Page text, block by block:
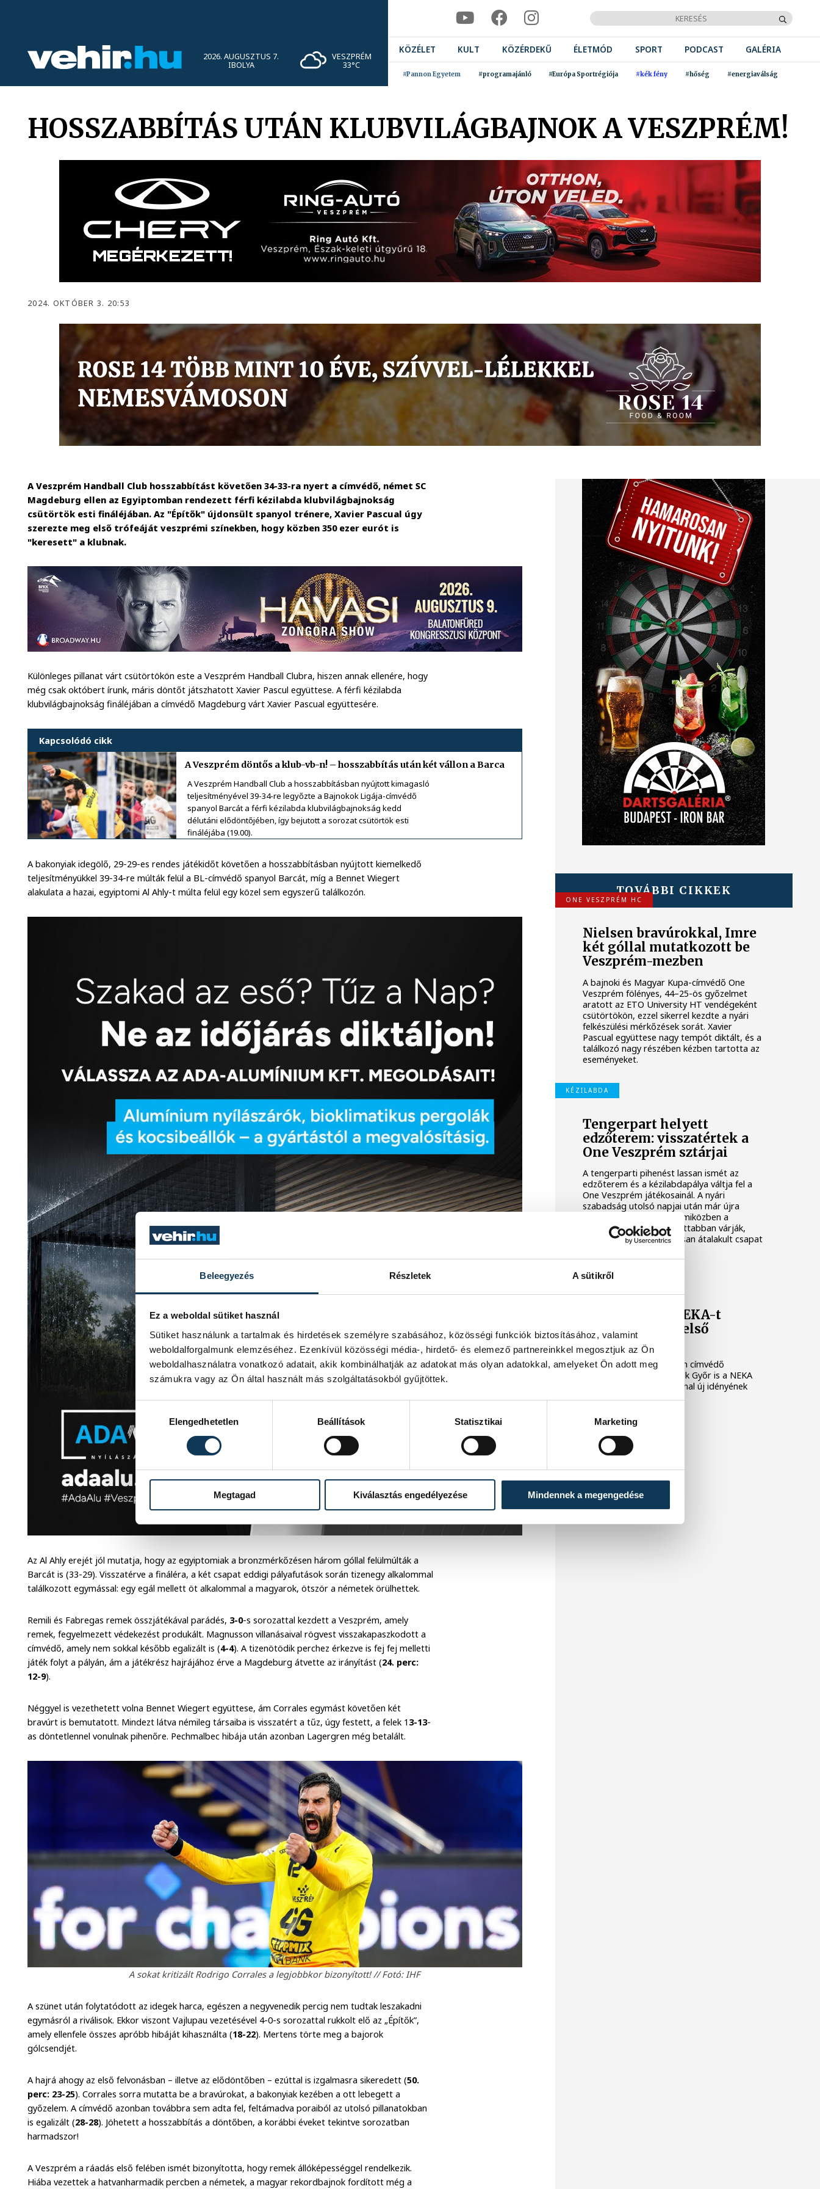
Beleegyezés Részletek A sütikről
Ez a weboldal sütiket használ
Sütiket használunk a tartalmak és hirdetések személyre szabásához, közösségi funkciók biztosításához, valamint
weboldalforgalmunk elemzéséhez. Ezenkívül közösségi média-, hirdető- és elemező partnereinkkel megosztjuk az Ön
weboldalhasználatra vonatkozó adatait, akik kombinálhatják az adatokat más olyan adatokkal, amelyeket Ön adott meg
számukra vagy az Ön által használt más szolgáltatásokból gyűjtöttek.
Elengedhetetlen
Beállítások Statisztikai Marketing
Megtagad Kiválasztás engedélyezése Mindennek a megengedése
2026. AUGUSZTUS 7.
IBOLYA
VESZPRÉM
33°C
KÖZÉLET KULT KÖZÉRDEKŰ ÉLETMÓD SPORT PODCAST GALÉRIA
#Pannon Egyetem #programajánló #Európa Sportrégiója #kék fény #hőség #energiaválság
HOSSZABBÍTÁS UTÁN KLUBVILÁGBAJNOK A VESZPRÉM!
2024. OKTÓBER 3. 20:53
A Veszprém Handball Club hosszabbítást követően 34-33-ra nyert a címvédő, német SC
Magdeburg ellen az Egyiptomban rendezett férfi kézilabda klubvilágbajnokság
csütörtök esti fináléjában. Az "Építők" újdonsült spanyol trénere, Xavier Pascual úgy
szerezte meg első trófeáját veszprémi színekben, hogy közben 350 ezer eurót is
"keresett" a klubnak.
Különleges pillanat várt csütörtökön este a Veszprém Handball Clubra, hiszen annak ellenére, hogy
még csak októbert írunk, máris döntőt játszhatott Xavier Pascul együttese. A férfi kézilabda
klubvilágbajnokság fináléjában a címvédő Magdeburg várt Xavier Pascual együttesére.
Kapcsolódó cikk
A Veszprém döntős a klub-vb-n! – hosszabbítás után két vállon a Barca
A Veszprém Handball Club a hosszabbításban nyújtott kimagasló
teljesítményével 39-34-re legyőzte a Bajnokok Ligája-címvédő
spanyol Barcát a férfi kézilabda klubvilágbajnokság kedd
délutáni elődöntőjében, így bejutott a sorozat csütörtök esti
fináléjába (19.00).
A bakonyiak idegölő, 29-29-es rendes játékidőt követően a hosszabbításban nyújtott kiemelkedő
teljesítményükkel 39-34-re múlták felül a BL-címvédő spanyol Barcát, míg a Bennet Wiegert
alakulata a hazai, egyiptomi Al Ahly-t múlta felül egy közel sem egyszerű találkozón.
Az Al Ahly erejét jól mutatja, hogy az egyiptomiak a bronzmérkőzésen három góllal felülmúlták a
Barcát is (33-29). Visszatérve a fináléra, a két csapat eddigi pályafutások során tizenegy alkalommal
találkozott egymással: egy egál mellett öt alkalommal a magyarok, ötször a németek örülhettek.
Remili és Fabregas remek összjátékával parádés, 3-0-s sorozattal kezdett a Veszprém, amely
remek, fegyelmezett védekezést produkált. Magnusson villanásaival rögvest visszakapaszkodott a
címvédő, amely nem sokkal később egalizált is (4-4). A tizenötödik perchez érkezve is fej fej melletti
játék folyt a pályán, ám a játékrész hajrájához érve a Magdeburg átvette az irányítást (24. perc:
12-9).
Néggyel is vezethetett volna Bennet Wiegert együttese, ám Corrales egymást követően két
bravúrt is bemutatott. Mindezt látva némileg társaiba is visszatért a tűz, úgy festett, a felek 1 3-13-
as döntetlennel vonulnak pihenőre. Pechmalbec hibája után azonban Lagergren még betalált.
A sokat kritizált Rodrigo Corrales a legjobbkor bizonyított! // Fotó: IHF
A szünet után folytatódott az idegek harca, egészen a negyvenedik percig nem tudtak leszakadni
egymásról a riválisok. Ekkor viszont Vajlupau vezetésével 4-0-s sorozattal rukkolt elő az „Építők”,
amely ellenfele összes apróbb hibáját kihasználta (18-22). Mertens törte meg a bajorok
gólcsendjét.
A hajrá ahogy az első felvonásban – illetve az elődöntőben – ezúttal is izgalmasra sikeredett (50.
perc: 23-25). Corrales sorra mutatta be a bravúrokat, a bakonyiak kezében a ott lebegett a
győzelem. A címvédő azonban továbbra sem adta fel, feltámadva poraiból az utolsó pillanatokban
is egalizált (28-28). Jöhetett a hosszabbítás a döntőben, a korábbi éveket tekintve sorozatban
harmadszor!
A Veszprém a ráadás első felében ismét bizonyította, hogy remek állóképességgel rendelkezik.
Hiába vezettek a hatvanharmadik percben a németek, a magyar rekordbajnok fordított még a
TOVÁBBI CIKKEK
ONE VESZPRÉM HC
Nielsen bravúrokkal, Imre
két góllal mutatkozott be
Veszprém-mezben
A bajnoki és Magyar Kupa-címvédő One
Veszprém fölényes, 44–25-ös győzelmet
aratott az ETO University HT vendégeként
csütörtökön, ezzel sikerrel kezdte a nyári
felkészülési mérkőzések sorát. Xavier
Pascual együttese nagy tempót diktált, és a
találkozó nagy részében kézben tartotta az
eseményeket.
KÉZILABDA
Tengerpart helyett
edzőterem: visszatértek a
One Veszprém sztárjai
A tengerparti pihenést lassan ismét az
edzőterem és a kézilabdapálya váltja fel a
One Veszprém játékosainál. A nyári
szabadság utolsó napjai után már újra
együtt dolgozik a keret, miközben a
szurkolók is egyre izgatottabban várják,
mire lesz képes az alaposan átalakult csapat
ONE VESZPRÉM HC
A Veszprém a NEKA-t
fogadja az NB I első
fordulójában
A férfi kézilabda NB I-ben címvédő
Veszprém, és a női bajnok Győr is a NEKA
csapatát fogadja az élvonal új idényének
első fordulójában.